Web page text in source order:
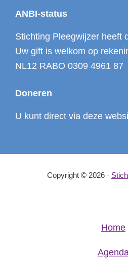
i
ANBI-status
Stichting Pleegwijzer heeft
Uw gift is welkom op
NL12 RABO 0309 4961 87
Doneren
U kunt direct via deze
Copyright © 2026 ·
Home